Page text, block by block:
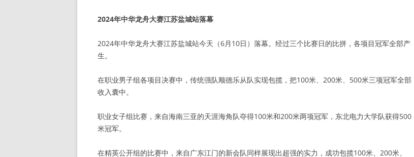
2024年中华龙舟大赛江苏盐城站落幕
2024年中华龙舟大赛江苏盐城站今天（6月10日）落幕。经过三个比赛日的比拼，各项目冠军全部产
生。
在职业男子组各项目决赛中，传统强队顺德乐从队实现包揽，把100米、200米、500米三项冠军全部
收入囊中。
职业女子组比赛，来自海南三亚的天涯海角队夺得100米和200米两项冠军，东北电力大学队获得500
米冠军。
在精英公开组的比赛中，来自广东江门的新会队同样展现出超强的实力，成功包揽100米、200米、